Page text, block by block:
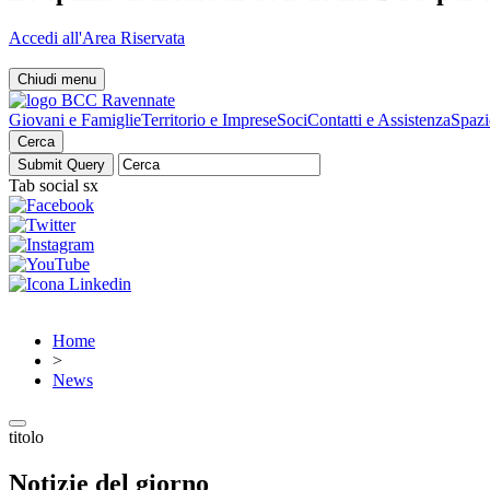
Accedi all'Area Riservata
Chiudi menu
Giovani e FamiglieTerritorio e ImpreseSociContatti e Assistenza
Cerca
Tab social sx
Home
>
News
titolo
Notizie del giorno